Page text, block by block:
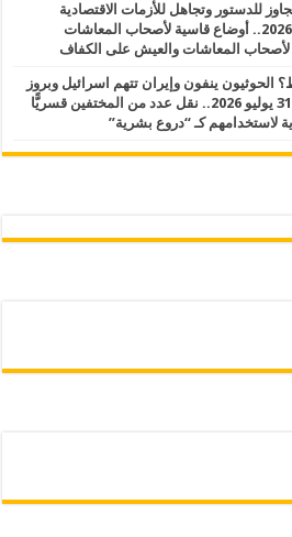
للدستور وتجاهل للأزمات الاقتصادية
والمعيشية.. السبت 1 أغسطس 2026.. أوضاع قاسية لأصحاب المعاشات
ينفون وإيران تتهم اسرائيل وبروز
اسم أوكرانيا والإمارات.. الجمعة 31 يوليو 2026.. نقل عدد من المختفين قسريًّا
لاستخدامهم كـ “دروع بشرية”